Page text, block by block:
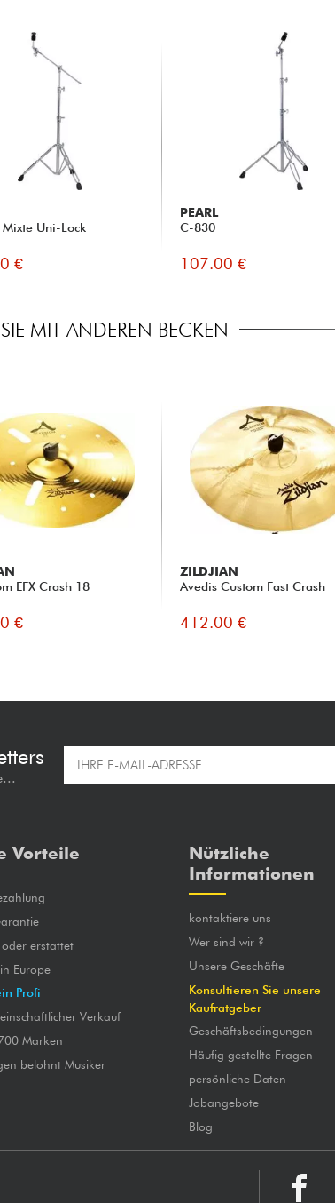
Mixte Uni-Lock
€
PEARL
C-830
107.00 €
MIT ANDEREN BECKEN
EFX Crash 18
€
ZILDJIAN
Avedis Custom Fast Crash
412.00 €
Vorteile
erstattet
Europe
Profi
Verkauf
Marken
belohnt Musiker
Nützliche
Informationen
kontaktiere uns
Wer sind wir ?
Unsere Geschäfte
Konsultieren Sie unsere
Kaufratgeber
Geschäftsbedingungen
Häufig gestellte Fragen
persönliche Daten
Jobangebote
Blog